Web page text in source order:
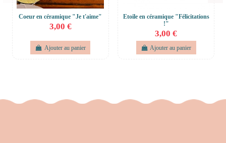
Coeur en céramique "Je t'aime"
3,00 €
Ajouter au panier
Etoile en céramique "Félicitations
!"
3,00 €
Ajouter au panier